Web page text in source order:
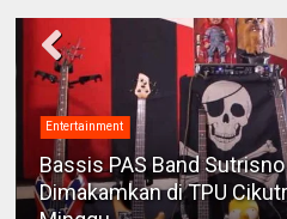
Entertainment
Bassis PAS Band
Dimakamkan di TPU